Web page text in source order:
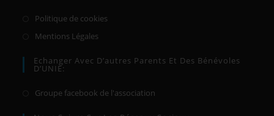
Politique de cookies
Mentions Légales
Echanger Avec D’autres Parents Et Des Bénévoles
D’UNIE:
Groupe facebook de l'association